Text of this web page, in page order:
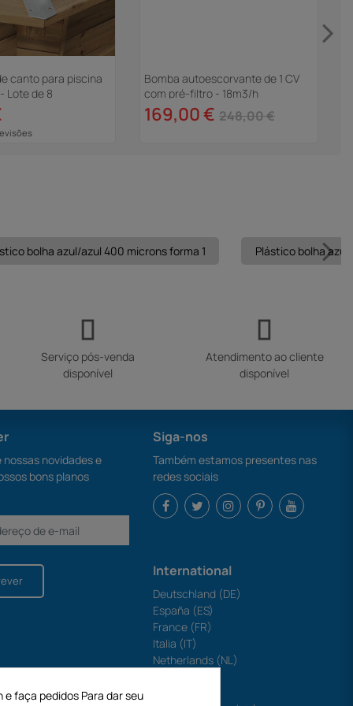
canto para piscina
Lote de 8
bolha azul/azul 400 microns forma 1 Plástico bolha
Serviço pós-venda
disponível
Atendimento ao cliente
disponível
novidades e
bons planos
Siga-nos
Também estamos presentes nas
redes sociais
International
Deutschland (DE)
España (ES)
France (FR)
Italia (IT)
Netherlands (NL)
faça pedidos Para dar seu